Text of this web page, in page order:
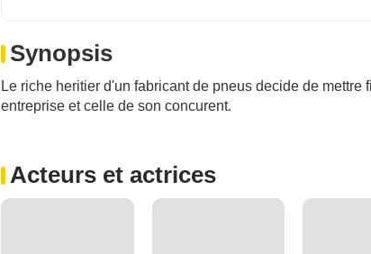
Synopsis
Le riche heritier d'un fabricant de pneus decide de mettre
entreprise et celle de son concurent.
Acteurs et actrices